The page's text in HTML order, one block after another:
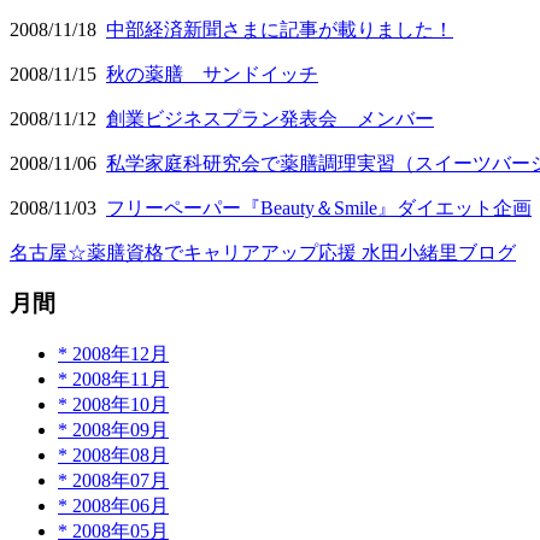
2008/11/18 中部経済新聞さまに記事が載りました！
2008/11/15 秋の薬膳 サンドイッチ
2008/11/12 創業ビジネスプラン発表会 メンバー
2008/11/06 私学家庭科研究会で薬膳調理実習（スイーツバー
2008/11/03 フリーペーパー『Beauty＆Smile』ダイエット企画
名古屋☆薬膳資格でキャリアアップ応援 水田小緒里ブログ
月間
* 2008年12月
* 2008年11月
* 2008年10月
* 2008年09月
* 2008年08月
* 2008年07月
* 2008年06月
* 2008年05月